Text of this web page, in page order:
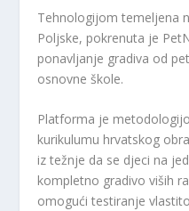
Tehnologijom temeljena
Poljske, pokrenuta je
ponavljanje gradiva od
osnovne škole.
Platforma je
kurikulumu hrvatskog
iz težnje da se djeci na
kompletno gradivo viših
omogući testiranje